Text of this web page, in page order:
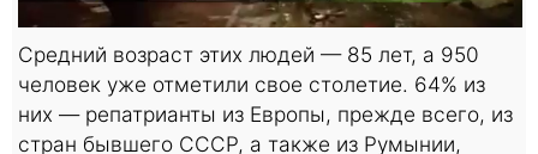
Средний возраст этих людей — 85 лет, а 950
человек уже отметили свое столетие. 64% из
них — репатрианты из Европы, прежде всего, из
стран бывшего СССР, а также из Румынии,